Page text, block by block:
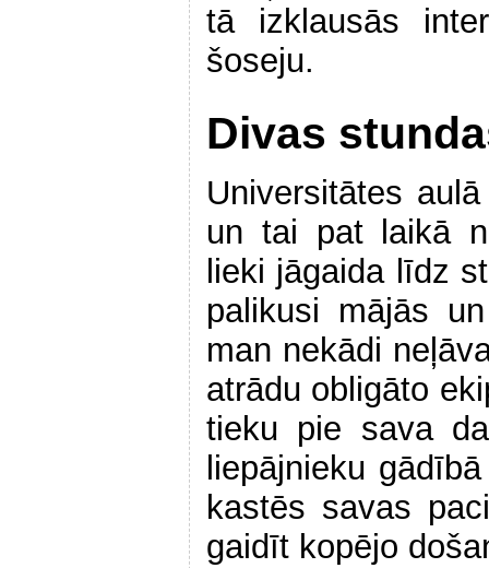
tā izklausās
šoseju.
Divas
Universitātes
un tai pat laikā
lieki jāgaida līdz
palikusi mājās
man nekādi
atrādu obligāto
tieku pie sava
liepājnieku
kastēs savas
gaidīt kopējo